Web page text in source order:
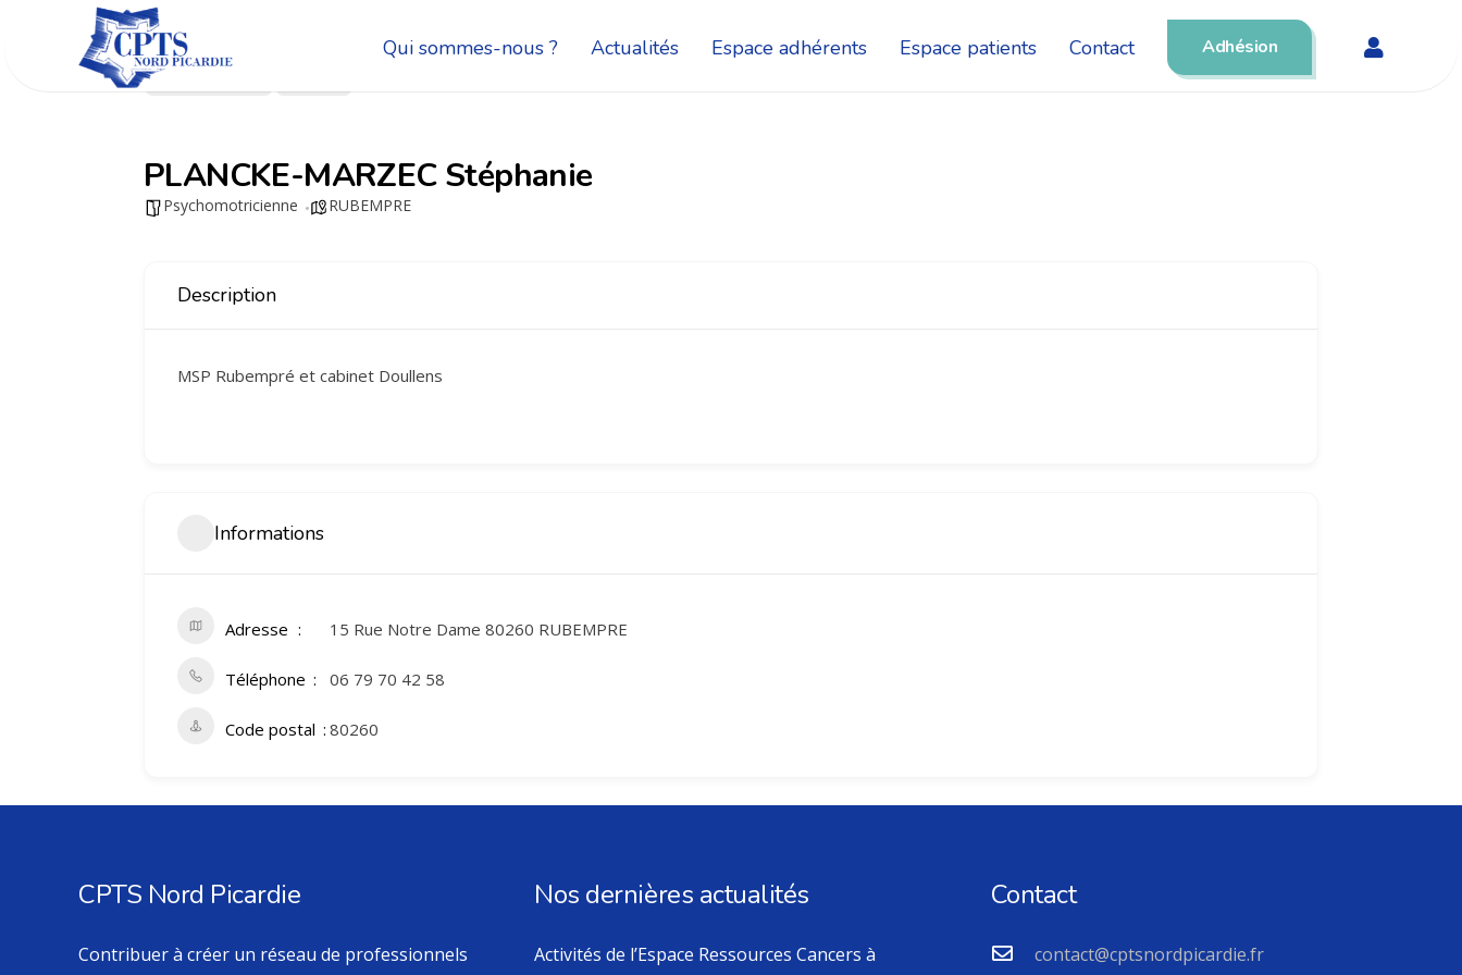
Qui sommes-nous ? Actualités Espace adhérents Espace patients Contact Adhésion
PLANCKE-MARZEC Stéphanie
Psychomotricienne RUBEMPRE
Description
MSP Rubempré et cabinet Doullens
Informations
Adresse 15 Rue Notre Dame 80260 RUBEMPRE
Téléphone 06 79 70 42 58
Code postal 80260
CPTS Nord Picardie
Contribuer à créer un réseau de professionnels
Nos dernières actualités
Activités de l’Espace Ressources Cancers à
Contact
contact@cptsnordpicardie.fr